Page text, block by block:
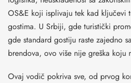
OS&E koji isplivaju tek kad ključevi
gostima. U Srbiji, gde turistički
gde standard gostiju raste zajedno
brendova, ovo više nije greška koju
Ovaj vodič pokriva sve, od prvog